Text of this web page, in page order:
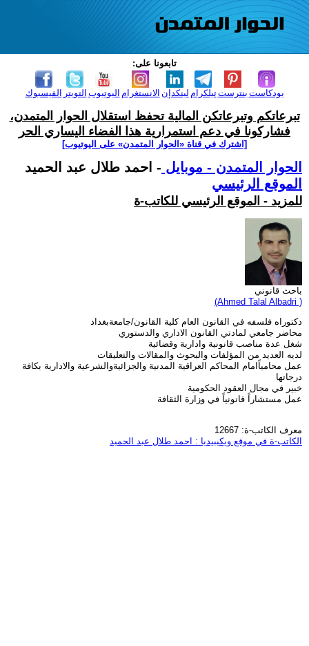
تابعونا على:
الفيسبوك التويتر اليوتيوب الانستغرام لينكدإن تيلكرامبنترست بودكاست
تبرعاتكم وتبرعاتكن المالية تحفظ استقلال الحوار المتمدن،
فشاركونا في دعم استمرارية هذا الفضاء اليساري الحر
[اشترك في قناة ‫«الحوار المتمدن» على اليوتيوب]
الحوار المتمدن - موبايل - احمد طلال عبد الحميد
الموقع الرئيسي
للمزيد - الموقع الرئيسي للكاتب-ة
باحث قانوني
(Ahmed Talal Albadri )
دكتوراه فلسفه في القانون العام كلية القانون/جامعةبغداد
محاضر جامعي لمادتي القانون الاداري والدستوري
شغل عدة مناصب قانونية وادارية وقضائية
لديه العديد من المؤلفات والبحوث والمقالات والتعليقات
عمل محامياًامام المحاكم العراقية المدنية والجزائيةوالشرعية والادارية بكافة
درجاتها
خبير في مجال العقود الحكومية
عمل مستشاراً قانونياً في وزارة الثقافة
معرف الكاتب-ة: 12667
الكاتب-ة في موقع ويكيبيديا : احمد طلال عبد الحميد